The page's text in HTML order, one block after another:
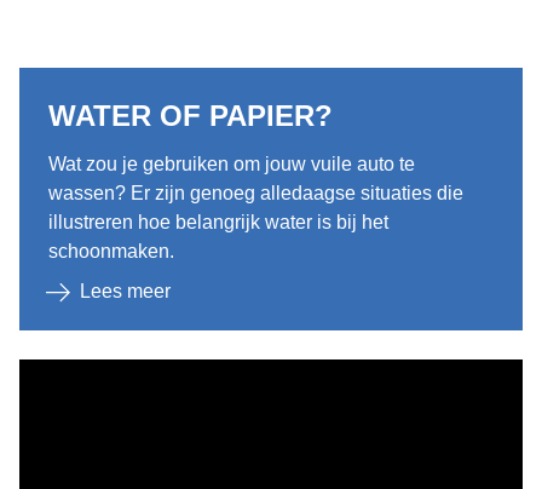
WATER OF PAPIER?
Wat zou je gebruiken om jouw vuile auto te
wassen? Er zijn genoeg alledaagse situaties die
illustreren hoe belangrijk water is bij het
schoonmaken.
Lees meer